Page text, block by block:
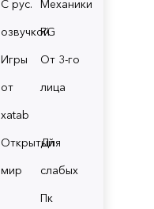
С рус.
озвучкой
Механики
RG
Игры
от
xatab
От 3-го
лица
Открытый
мир
Для
слабых
Пк